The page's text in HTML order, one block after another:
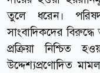
তুলে ধরেন।
সাংবাদিকদের
প্রক্রিয়া নিশ্চিত
উদ্দেশ্যপ্রণোদিত